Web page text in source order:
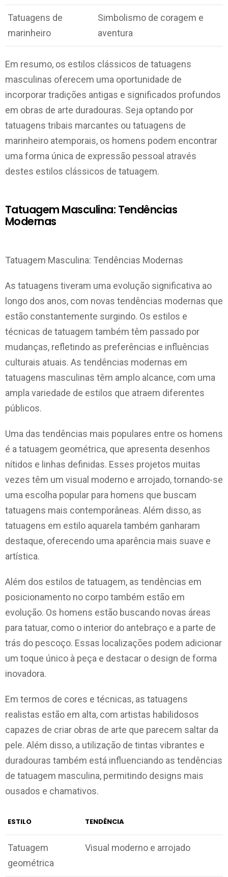
Tatuagens de
marinheiro
Simbolismo de coragem e
aventura
Em resumo, os estilos clássicos de tatuagens
masculinas oferecem uma oportunidade de
incorporar tradições antigas e significados profundos
em obras de arte duradouras. Seja optando por
tatuagens tribais marcantes ou tatuagens de
marinheiro atemporais, os homens podem encontrar
uma forma única de expressão pessoal através
destes estilos clássicos de tatuagem.
Tatuagem Masculina: Tendências
Modernas
Tatuagem Masculina: Tendências Modernas
As tatuagens tiveram uma evolução significativa ao
longo dos anos, com novas tendências modernas que
estão constantemente surgindo. Os estilos e
técnicas de tatuagem também têm passado por
mudanças, refletindo as preferências e influências
culturais atuais. As tendências modernas em
tatuagens masculinas têm amplo alcance, com uma
ampla variedade de estilos que atraem diferentes
públicos.
Uma das tendências mais populares entre os homens
é a tatuagem geométrica, que apresenta desenhos
nítidos e linhas definidas. Esses projetos muitas
vezes têm um visual moderno e arrojado, tornando-se
uma escolha popular para homens que buscam
tatuagens mais contemporâneas. Além disso, as
tatuagens em estilo aquarela também ganharam
destaque, oferecendo uma aparência mais suave e
artística.
Além dos estilos de tatuagem, as tendências em
posicionamento no corpo também estão em
evolução. Os homens estão buscando novas áreas
para tatuar, como o interior do antebraço e a parte de
trás do pescoço. Essas localizações podem adicionar
um toque único à peça e destacar o design de forma
inovadora.
Em termos de cores e técnicas, as tatuagens
realistas estão em alta, com artistas habilidosos
capazes de criar obras de arte que parecem saltar da
pele. Além disso, a utilização de tintas vibrantes e
duradouras também está influenciando as tendências
de tatuagem masculina, permitindo designs mais
ousados e chamativos.
ESTILO TENDÊNCIA
Tatuagem
geométrica
Visual moderno e arrojado